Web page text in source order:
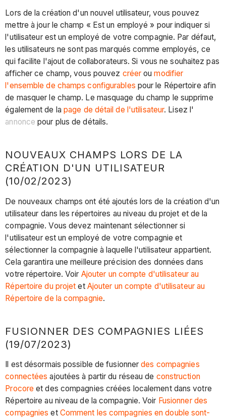
Lors de la création d'un nouvel utilisateur, vous pouvez
mettre à jour le champ « Est un employé » pour indiquer si
l'utilisateur est un employé de votre compagnie. Par défaut,
les utilisateurs ne sont pas marqués comme employés, ce
qui facilite l'ajout de collaborateurs. Si vous ne souhaitez pas
afficher ce champ, vous pouvez créer oumodifier
l'ensemble de champs configurables pour le Répertoire afin
de masquer le champ. Le masquage du champ le supprime
également de la page de détail de l'utilisateur. Lisez l'
annonce pour plus de détails.
NOUVEAUX CHAMPS LORS DE LA
CRÉATION D'UN UTILISATEUR
(10/02/2023)
De nouveaux champs ont été ajoutés lors de la création d'un
utilisateur dans les répertoires au niveau du projet et de la
compagnie. Vous devez maintenant sélectionner si
l'utilisateur est un employé de votre compagnie et
sélectionner la compagnie à laquelle l'utilisateur appartient.
Cela garantira une meilleure précision des données dans
votre répertoire. Voir Ajouter un compte d'utilisateur au
Répertoire du projet et Ajouter un compte d'utilisateur au
Répertoire de la compagnie.
FUSIONNER DES COMPAGNIES LIÉES
(19/07/2023)
Il est désormais possible de fusionnerdes compagnies
connectées ajoutées à partir du réseau de construction
Procore et des compagnies créées localement dans votre
Répertoire au niveau de la compagnie. Voir Fusionner des
compagnies et Comment les compagnies en double sont-